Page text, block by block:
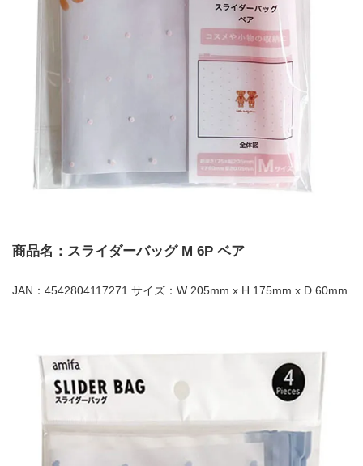
商品名：スライダーバッグ M 6P ベア
JAN：4542804117271 サイズ：W 205mm x H 175mm x D 60mm